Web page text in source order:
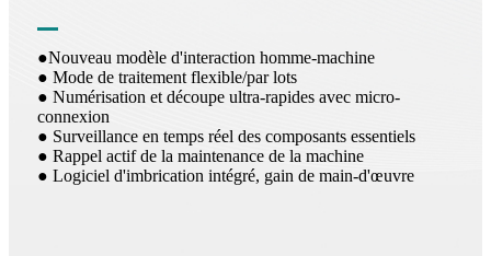
●Nouveau modèle d'interaction homme-machine
● Mode de traitement flexible/par lots
● Numérisation et découpe ultra-rapides avec micro-
connexion
● Surveillance en temps réel des composants essentiels
● Rappel actif de la maintenance de la machine
● Logiciel d'imbrication intégré, gain de main-d'œuvre